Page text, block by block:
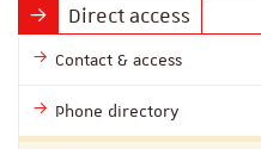
Direct access
Contact & access
Phone directory